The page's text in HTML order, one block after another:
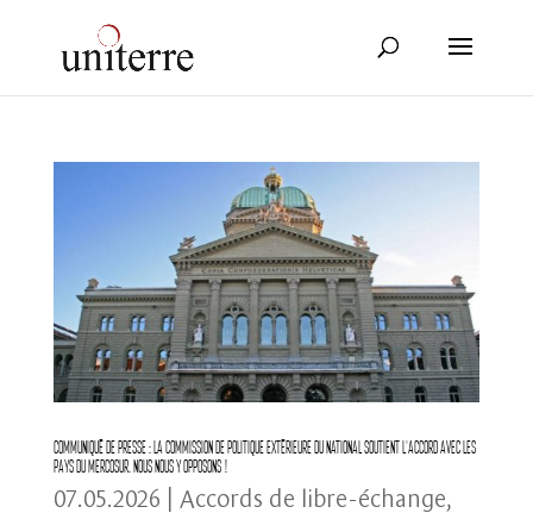
Communiqué de presse : la Commission de politique extérieure du national soutient l’accord avec les
pays du Mercosur. Nous nous y opposons !
07.05.2026 | Accords de libre-échange,